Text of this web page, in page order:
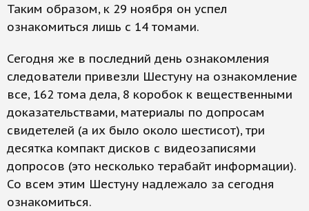
Таким образом, к 29 ноября он успел
ознакомиться лишь с 14 томами.
Сегодня же в последний день ознакомления
следователи привезли Шестуну на ознакомление
все, 162 тома дела, 8 коробок к вещественными
доказательствами, материалы по допросам
свидетелей (а их было около шестисот), три
десятка компакт дисков с видеозаписями
допросов (это несколько терабайт информации).
Со всем этим Шестуну надлежало за сегодня
ознакомиться.